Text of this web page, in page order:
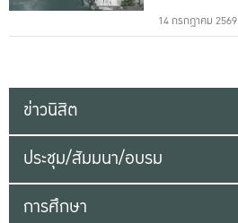
14 กรกฎาคม 2569
ข่าวนิสิต
ประชุม/สัมมนา/อบรม
การศึกษา